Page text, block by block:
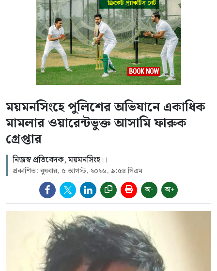
ময়মনসিংহে পুলিশের অভিযানে একাধিক
মামলার ওয়ারেন্টভুক্ত আসামি ফারুক
গ্রেপ্তার
নিজস্ব প্রতিবেদক, ময়মনসিংহ।।
প্রকাশিত: বুধবার, ৫ আগস্ট, ২০২৬, ৯:৫৪ পিএম
অ- অ+